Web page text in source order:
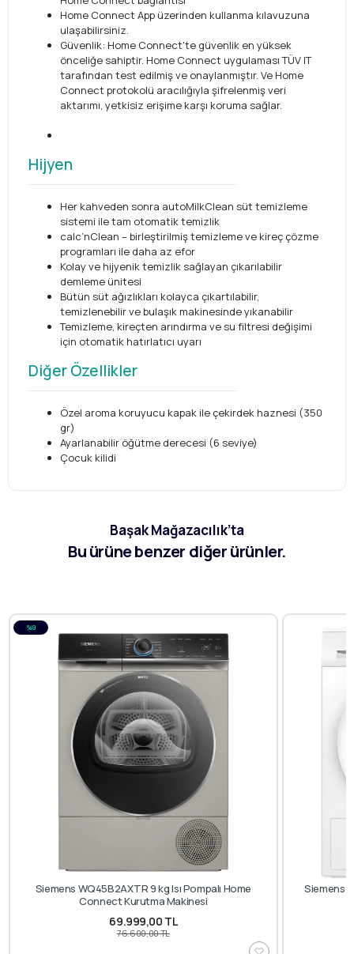
Home Connect App üzerinden kullanma kılavuzuna
ulaşabilirsiniz.
Güvenlik: Home Connect'te güvenlik en yüksek
önceliğe sahiptir. Home Connect uygulaması TÜV IT
tarafından test edilmiş ve onaylanmıştır. Ve Home
Connect protokolü aracılığıyla şifrelenmiş veri
aktarımı, yetkisiz erişime karşı koruma sağlar.
Hijyen
Her kahveden sonra autoMilkClean süt temizleme
sistemi ile tam otomatik temizlik
calc’nClean – birleştirilmiş temizleme ve kireç çözme
programları ile daha az efor
Kolay ve hijyenik temizlik sağlayan çıkarılabilir
demleme ünitesi
Bütün süt ağızlıkları kolayca çıkartılabilir,
temizlenebilir ve bulaşık makinesinde yıkanabilir
Temizleme, kireçten arındırma ve su filtresi değişimi
için otomatik hatırlatıcı uyarı
Diğer Özellikler
Özel aroma koruyucu kapak ile çekirdek haznesi (350
gr)
Ayarlanabilir öğütme derecesi (6 seviye)
Çocuk kilidi
Başak Mağazacılık’ta
Bu ürüne benzer diğer ürünler.
%9
Siemens WQ45B2AXTR 9 kg Isı Pompalı Home
Connect Kurutma Makinesi
69.999,00 TL
76.600,00 TL
Siemens